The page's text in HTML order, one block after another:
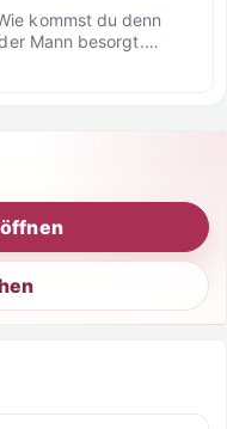
kommst du denn
Mann besorgt.